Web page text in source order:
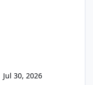
Jul 30, 2026